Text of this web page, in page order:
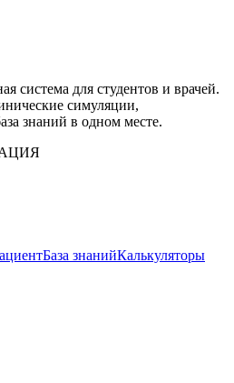
система для студентов и врачей.
симуляции,
знаний в одном месте.
База знанийКалькуляторы